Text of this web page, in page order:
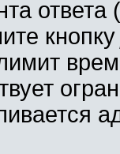
ответа